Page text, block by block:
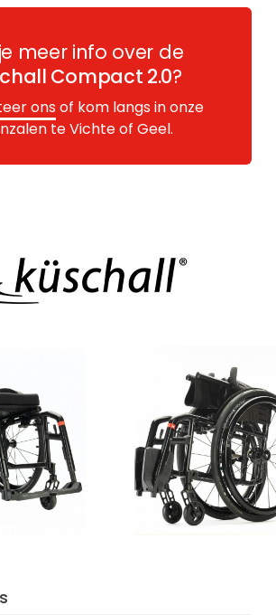
meer info over de
Compact 2.0?
ons of kom langs in onze
te Vichte of Geel.